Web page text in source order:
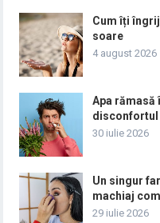
Cum îți
soare
4 august 2026
Apa rămasă
disconfortul
30 iulie 2026
Un singur
machiaj
29 iulie 2026